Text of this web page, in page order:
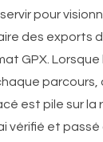
pour
des exports
GPX. Lorsque
parcours,
est pile sur la
vérifié et passé